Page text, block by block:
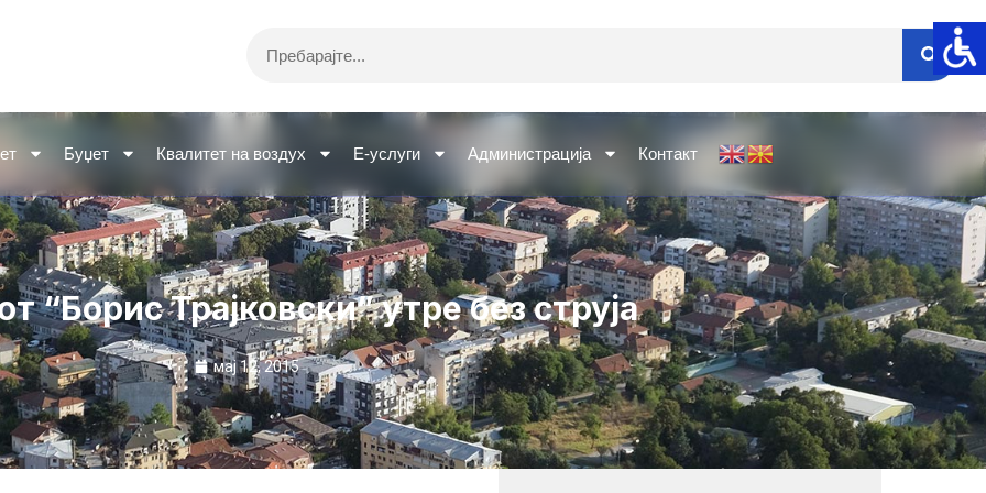
Буџет Квалитет на воздух Е-услуги Администрација Контакт
“Борис Трајковски” утре без струја
мај 12, 2015